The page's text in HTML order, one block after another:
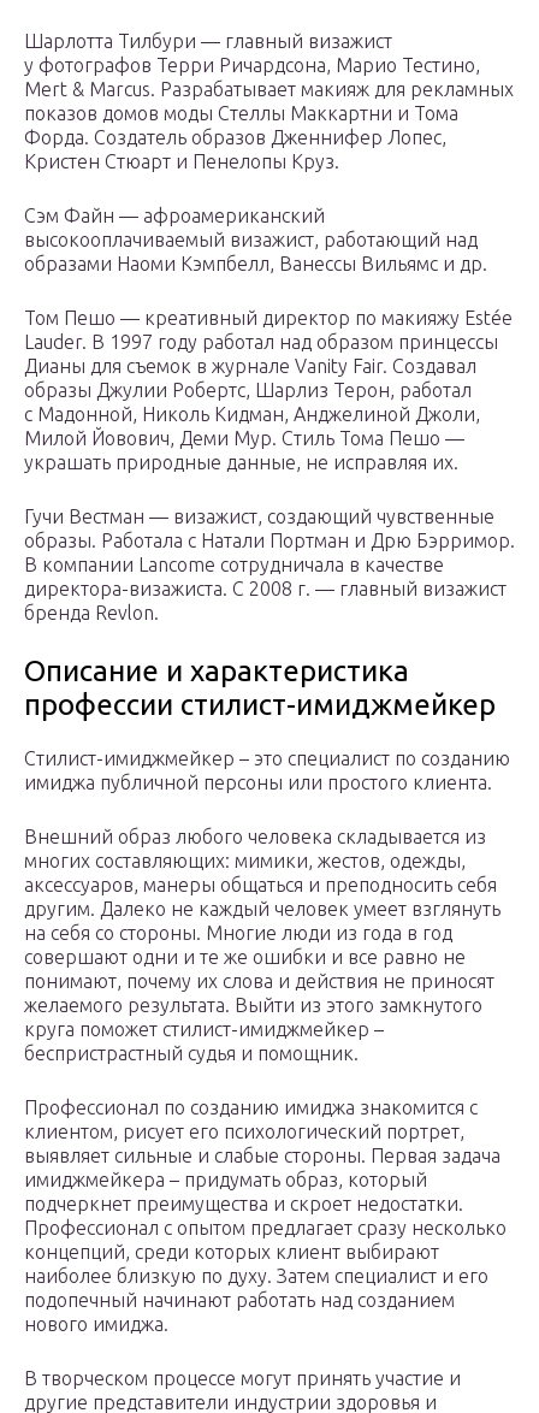
Шарлотта Тилбури — главный визажист
у фотографов Терри Ричардсона, Марио Тестино,
Mert & Marcus. Разрабатывает макияж для рекламных
показов домов моды Стеллы Маккартни и Тома
Форда. Создатель образов Дженнифер Лопес,
Кристен Стюарт и Пенелопы Круз.
Сэм Файн — афроамериканский
высокооплачиваемый визажист, работающий над
образами Наоми Кэмпбелл, Ванессы Вильямс и др.
Том Пешо — креативный директор по макияжу Estée
Lauder. В 1997 году работал над образом принцессы
Дианы для съемок в журнале Vanity Fair. Создавал
образы Джулии Робертс, Шарлиз Терон, работал
с Мадонной, Николь Кидман, Анджелиной Джоли,
Милой Йовович, Деми Мур. Стиль Тома Пешо —
украшать природные данные, не исправляя их.
Гучи Вестман — визажист, создающий чувственные
образы. Работала с Натали Портман и Дрю Бэрримор.
В компании Lancome сотрудничала в качестве
директора-визажиста. С 2008 г. — главный визажист
бренда Revlon.
Описание и характеристика
профессии стилист-имиджмейкер
Стилист-имиджмейкер – это специалист по созданию
имиджа публичной персоны или простого клиента.
Внешний образ любого человека складывается из
многих составляющих: мимики, жестов, одежды,
аксессуаров, манеры общаться и преподносить себя
другим. Далеко не каждый человек умеет взглянуть
на себя со стороны. Многие люди из года в год
совершают одни и те же ошибки и все равно не
понимают, почему их слова и действия не приносят
желаемого результата. Выйти из этого замкнутого
круга поможет стилист-имиджмейкер –
беспристрастный судья и помощник.
Профессионал по созданию имиджа знакомится с
клиентом, рисует его психологический портрет,
выявляет сильные и слабые стороны. Первая задача
имиджмейкера – придумать образ, который
подчеркнет преимущества и скроет недостатки.
Профессионал с опытом предлагает сразу несколько
концепций, среди которых клиент выбирают
наиболее близкую по духу. Затем специалист и его
подопечный начинают работать над созданием
нового имиджа.
В творческом процессе могут принять участие и
другие представители индустрии здоровья и